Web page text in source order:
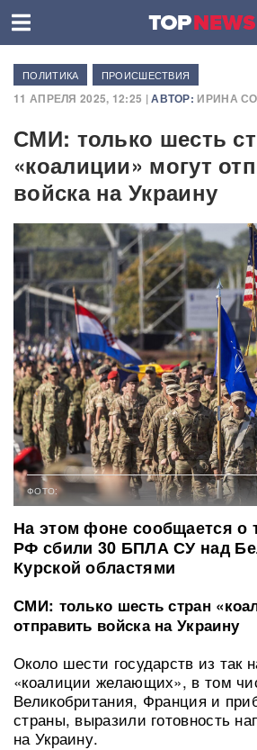
ПОЛИТИКА ПРОИСШЕСТВИЯ
11 АПРЕЛЯ 2025, 12:25 |АВТОР: ИРИНА
СМИ: только шесть
«коалиции» могут
войска на Украину
ФОТО:
На этом фоне сообщается о
РФ сбили 30 БПЛА СУ над
Курской областями
СМИ: только шесть стран
отправить войска на Украину
Около шести государств из так
«коалиции желающих», в том
Великобритания, Франция и
страны, выразили готовность
на Украину.